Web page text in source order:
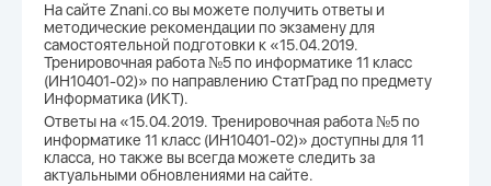
На сайте Znani.co вы можете получить ответы и
методические рекомендации по экзамену для
самостоятельной подготовки к «15.04.2019.
Тренировочная работа №5 по информатике 11 класс
(ИН10401-02)» по направлению СтатГрад по предмету
Информатика (ИКТ).
Ответы на «15.04.2019. Тренировочная работа №5 по
информатике 11 класс (ИН10401-02)» доступны для 11
класса, но также вы всегда можете следить за
актуальными обновлениями на сайте.